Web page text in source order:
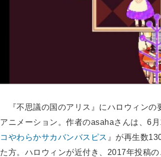
『不思議の国のアリス』にハロウィンの
アニメーション。作者のasahaさんは、6
コやわらかサカバンバスピス 』が再生数
た方。ハロウィンが近付き、2017年投稿